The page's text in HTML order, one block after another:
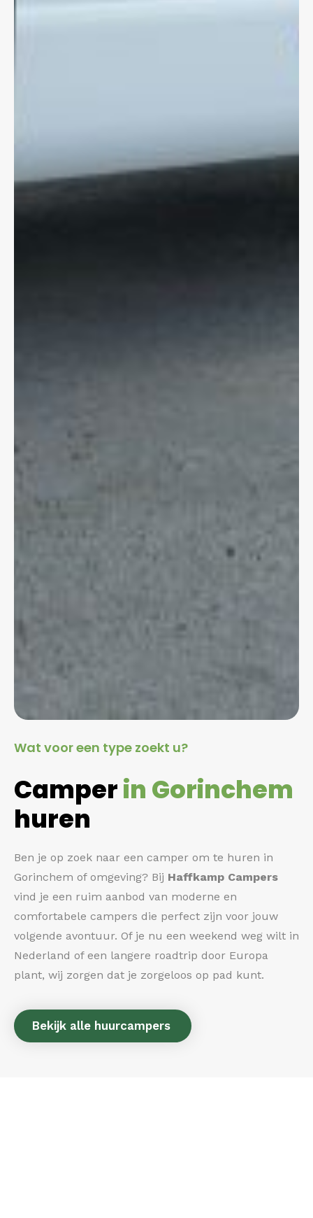
Wat voor een type zoekt u?
Camperin Gorinchem
huren
Ben je op zoek naar een camper om te huren in
Gorinchem of omgeving? Bij Haffkamp Campers
vind je een ruim aanbod van moderne en
comfortabele campers die perfect zijn voor jouw
volgende avontuur. Of je nu een weekend weg wilt in
Nederland of een langere roadtrip door Europa
plant, wij zorgen dat je zorgeloos op pad kunt.
Bekijk alle huurcampers